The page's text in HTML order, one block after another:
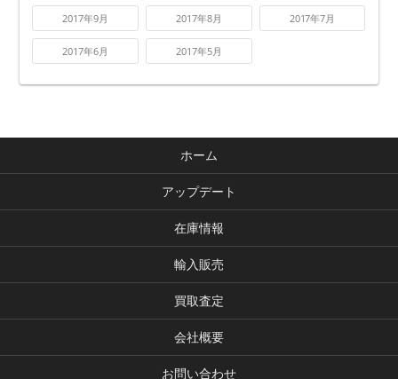
2017年9月 2017年8月 2017年7月
2017年6月 2017年5月
ホーム
アップデート
在庫情報
輸入販売
買取査定
会社概要
お問い合わせ